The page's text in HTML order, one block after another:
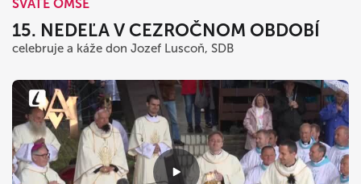
SVÄTÉ OMŠE
15. NEDEĽA V CEZROČNOM OBDOBÍ
celebruje a káže don Jozef Luscoň, SDB